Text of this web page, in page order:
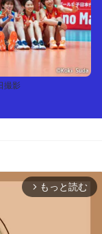
撮影
arrow_forward_ios もっと読む